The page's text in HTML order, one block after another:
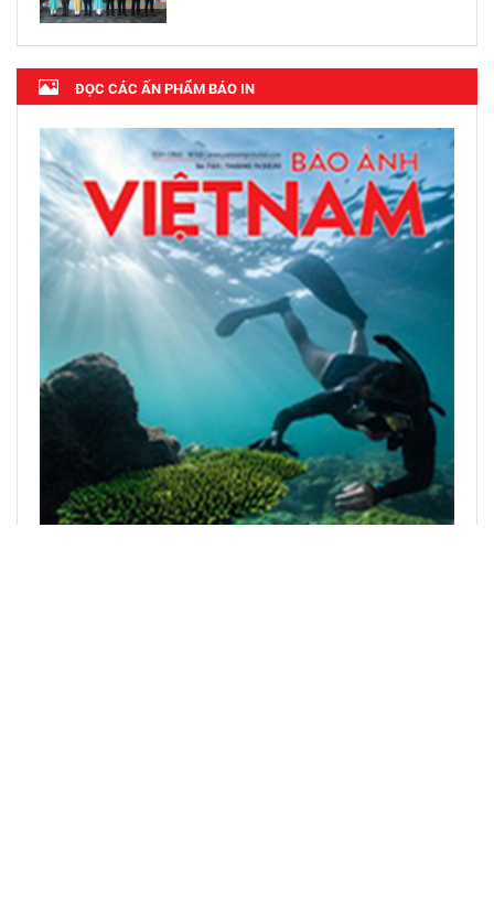
ĐỌC CÁC ẤN PHẨM BÁO IN